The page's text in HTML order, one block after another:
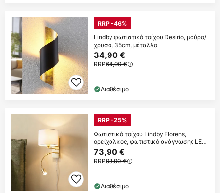
RRP -46%
Lindby φωτιστικό τοίχου Desirio, μαύρο/
χρυσό, 35cm, μέταλλο
34,90 €
RRP64,90 €
Διαθέσιμο
RRP -25%
Φωτιστικό τοίχου Lindby Florens,
ορείχαλκος, φωτιστικό ανάγνωσης LED,
23,5 cm
73,90 €
RRP98,90 €
Διαθέσιμο